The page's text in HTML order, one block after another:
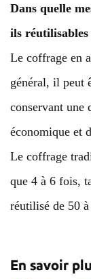
Dans quelle
ils réutilisables
Le coffrage en
général, il peut
conservant une
économique et
Le coffrage
que 4 à 6 fois,
réutilisé de 50
En savoir